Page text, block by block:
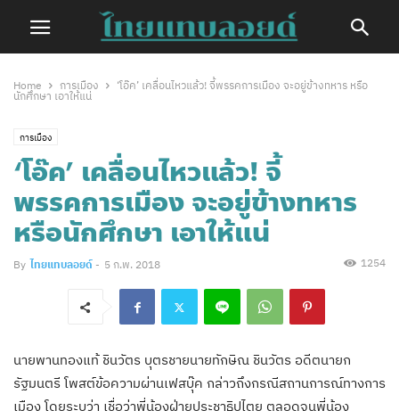
Home การเมือง
‘โอ๊ค’ เคลื่อนไหวแล้ว! จี้พรรคการเมือง จะอยู่ข้างทหาร หรือ
นักศึกษา เอาให้แน่
การเมือง
‘โอ๊ค’ เคลื่อนไหวแล้ว! จี้
พรรคการเมือง จะอยู่ข้างทหาร
หรือนักศึกษา เอาให้แน่
By ไทยแทบลอยด์ - 5 ก.พ. 2018 1254
นายพานทองแท้ ชินวัตร บุตรชายนายทักษิณ ชินวัตร อดีตนายก
รัฐมนตรี โพสต์ข้อความผ่านเฟสบุ๊ค กล่าวถึงกรณีสถานการณ์ทางการ
เมือง โดยระบุว่า เชื่อว่าพี่น้องฝ่ายประชาธิปไตย ตลอดจนพี่น้อง